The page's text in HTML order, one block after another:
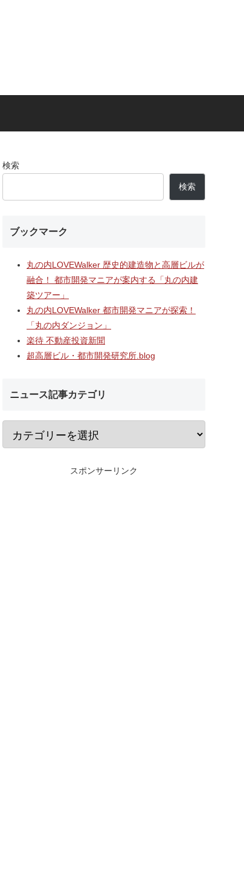
村岡・深沢地区エリアに開業
「MCUD・HASEKO Retail鎌
倉梶原」！！2026年8月28日
にカインズ、9月1日にライフ
が開業へ！！
千葉ニュータウンで
築工事」！！AI・
検索
検索
ブックマーク
丸の内LOVEWalker 歴史的建造物と高層ビルが
融合！ 都市開発マニアが案内する「丸の内建
築ツアー」
丸の内LOVEWalker 都市開発マニアが探索！
「丸の内ダンジョン」
楽待 不動産投資新聞
超高層ビル・都市開発研究所.blog
ニュース記事カテゴリ
スポンサーリンク